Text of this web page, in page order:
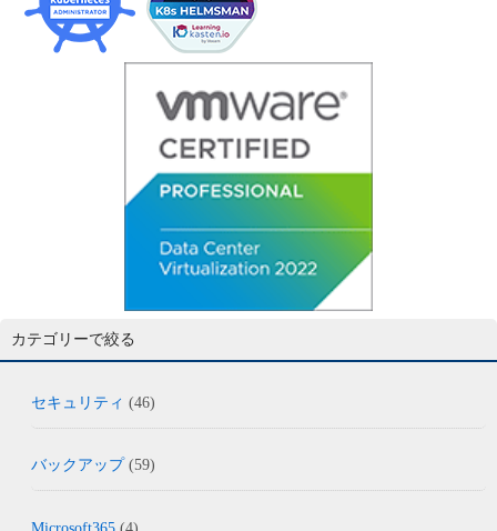
カテゴリーで絞る
セキュリティ (46)
バックアップ(59)